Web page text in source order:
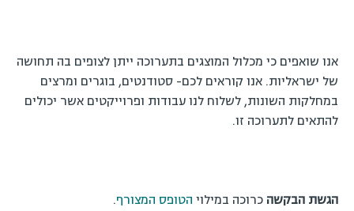
אנו שואפים כי מכלול המוצגים בתערוכה ייתן לצופים בה תחושה
של ישראליות. אנו קוראים לכם- סטודנטים, בוגרים ומרצים
במחלקות השונות, לשלוח לנו עבודות ופרוייקטים אשר יכולים
להתאים לתערוכה זו.
הגשת הבקשה כרוכה במילוי הטופס המצורף.